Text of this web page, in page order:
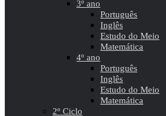
3º ano
Português
Inglês
Estudo do Meio
Matemática
4º ano
Português
Inglês
Estudo do Meio
Matemática
2º Ciclo